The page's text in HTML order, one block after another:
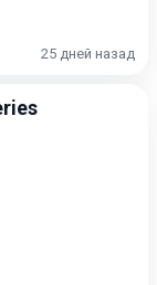
25 дней назад